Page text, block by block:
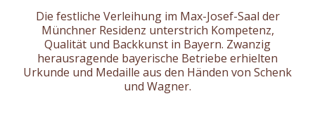
Die festliche Verleihung im Max-Josef-Saal der
Münchner Residenz unterstrich Kompetenz,
Qualität und Backkunst in Bayern. Zwanzig
herausragende bayerische Betriebe erhielten
Urkunde und Medaille aus den Händen von Schenk
und Wagner.